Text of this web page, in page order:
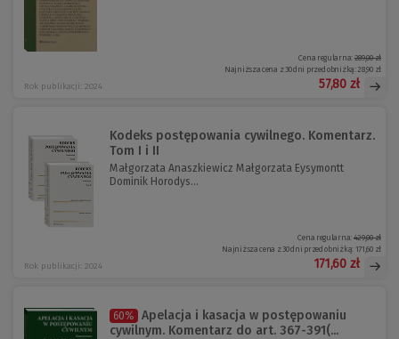
Rok publikacji: 2024
Cena regularna:289,00 zł
Najniższa cena z 30 dni przed obniżką:28,90 zł
57,80 zł
Kodeks postępowania cywilnego. Komentarz.
Tom I i II
Małgorzata Anaszkiewicz Małgorzata Eysymontt
Dominik Horodys...
Rok publikacji: 2024
Cena regularna:429,00 zł
Najniższa cena z 30 dni przed obniżką: 171,60 zł
171,60 zł
60%
Apelacja i kasacja w postępowaniu
cywilnym. Komentarz do art. 367-391(...